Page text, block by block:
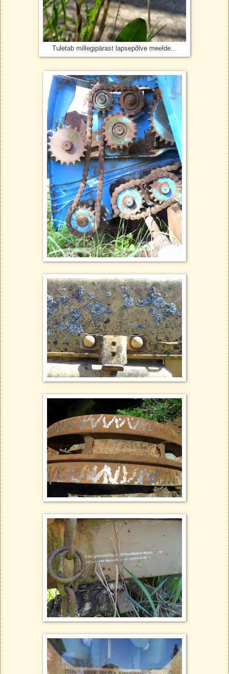
Tuletab millegipärast lapsepõlve meelde...